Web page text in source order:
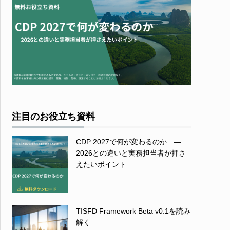
注目のお役立ち資料
CDP 2027で何が変わるのか ―
2026との違いと実務担当者が押さ
えたいポイント ―
TISFD Framework Beta v0.1を読み
解く